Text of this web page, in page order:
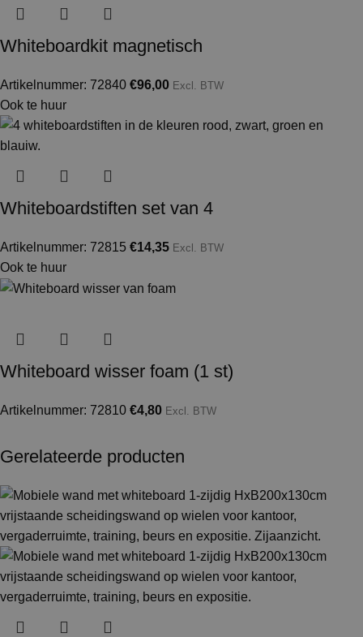
Whiteboardkit magnetisch
Artikelnummer: 72840 €96,00 Excl. BTW
Ook te huur
Whiteboardstiften set van 4
Artikelnummer: 72815 €14,35 Excl. BTW
Ook te huur
Whiteboard wisser foam (1 st)
Artikelnummer: 72810 €4,80 Excl. BTW
Gerelateerde producten